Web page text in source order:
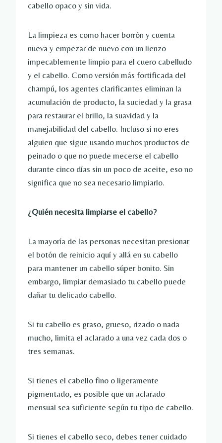
cabello opaco y sin vida.
La limpieza es como hacer borrón y cuenta
nueva y empezar de nuevo con un lienzo
impecablemente limpio para el cuero cabelludo
y el cabello. Como versión más fortificada del
champú, los agentes clarificantes eliminan la
acumulación de producto, la suciedad y la grasa
para restaurar el brillo, la suavidad y la
manejabilidad del cabello. Incluso si no eres
alguien que sigue usando muchos productos de
peinado o que no puede mecerse el cabello
durante cinco días sin un poco de aceite, eso no
significa que no sea necesario limpiarlo.
¿Quién necesita limpiarse el cabello?
La mayoría de las personas necesitan presionar
el botón de reinicio aquí y allá en su cabello
para mantener un cabello súper bonito. Sin
embargo, limpiar demasiado tu cabello puede
dañar tu delicado cabello.
Si tu cabello es graso, grueso, rizado o nada
mucho, limita el aclarado a una vez cada dos o
tres semanas.
Si tienes el cabello fino o ligeramente
pigmentado, es posible que un aclarado
mensual sea suficiente según tu tipo de cabello.
Si tienes el cabello seco, debes tener cuidado